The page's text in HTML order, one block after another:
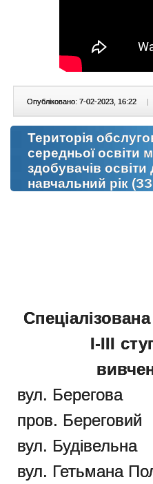
Опубліковано: 7-02-2023, 16:22 |
Територія
середньої освіти
здобувачів
навчальний рік
І-ІІІ
вул. Берегова
пров. Береговий
вул. Будівельна
вул. Гетьмана